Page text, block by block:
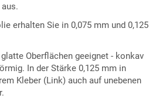
erhalten Sie in 0,075 mm und 0,125
Oberflächen geeignet - konkav
In der Stärke 0,125 mm in
Kleber (Link) auch auf unebenen